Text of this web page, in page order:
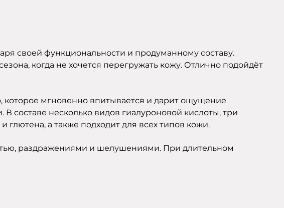
своей функциональности и продуманному составу.
когда не хочется перегружать кожу. Отлично подойдёт
которое мгновенно впитывается и дарит ощущение
составе несколько видов гиалуроновой кислоты, три
а также подходит для всех типов кожи.
раздражениями и шелушениями. При длительном